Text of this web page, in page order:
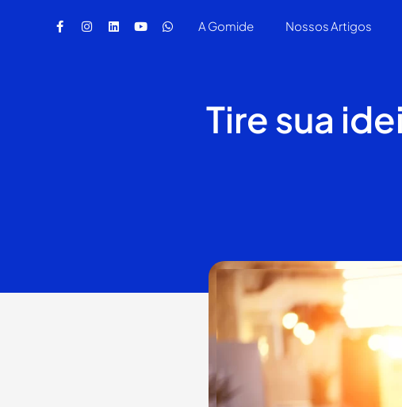
A Gomide Nossos Artigos
Tire sua